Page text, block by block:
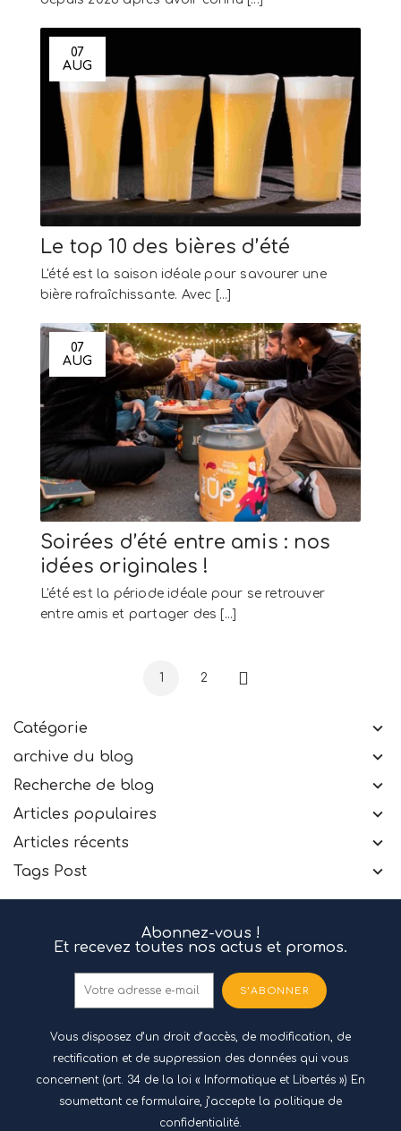
07
AUG
Le top 10 des bières d’été
L'été est la saison idéale pour savourer une
bière rafraîchissante. Avec [...]
07
AUG
Soirées d’été entre amis : nos
idées originales !
L'été est la période idéale pour se retrouver
entre amis et partager des [...]
1 2
Suivant
Catégorie
archive du blog
Recherche de blog
Articles populaires
Articles récents
Tags Post
Abonnez-vous !
Et recevez toutes nos actus et promos.
S’ABONNER
Vous disposez d’un droit d’accès, de modification, de
rectification et de suppression des données qui vous
concernent (art. 34 de la loi « Informatique et Libertés ») En
soumettant ce formulaire, j’accepte la politique de
confidentialité.